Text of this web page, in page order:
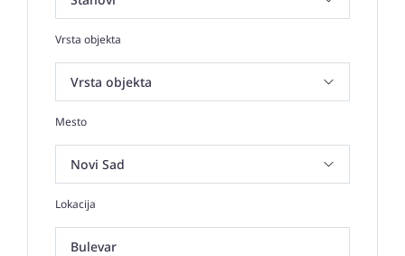
Vrsta objekta
Mesto
Lokacija
Bulevar